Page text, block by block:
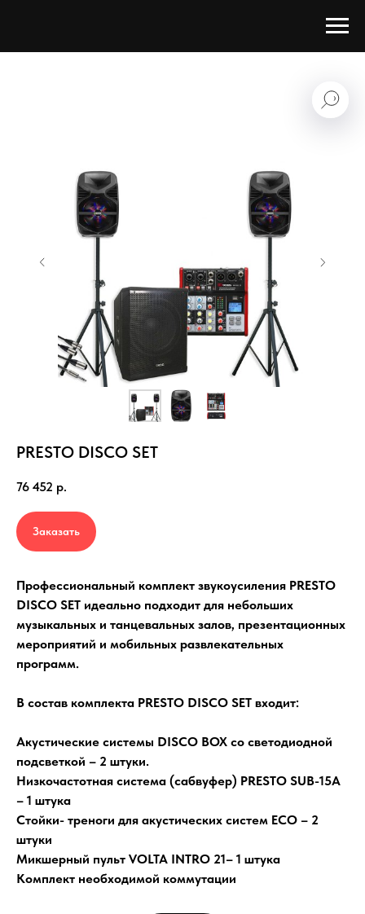
PRESTO DISCO SET
76 452 р.
Заказать
Профессиональный комплект звукоусиления PRESTO
DISCO SET идеально подходит для небольших
музыкальных и танцевальных залов, презентационных
мероприятий и мобильных развлекательных
программ.
В состав комплекта PRESTO DISCO SET входит:
Акустические системы DISCO BOX со светодиодной
подсветкой – 2 штуки.
Низкочастотная система (сабвуфер) PRESTO SUB-15A
– 1 штука
Стойки- треноги для акустических систем ECO – 2
штуки
Микшерный пульт VOLTA INTRO 21– 1 штука
Комплект необходимой коммутации